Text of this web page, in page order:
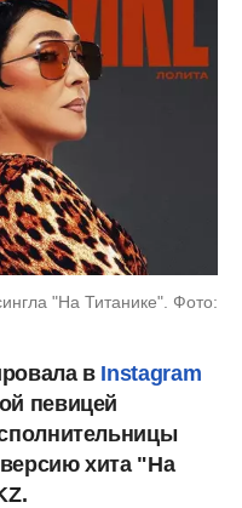
"На Титанике". Фото:
в Instagram
певицей
хита "На